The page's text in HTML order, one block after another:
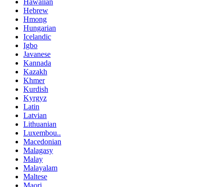
Hawaiian
Hebrew
Hmong
Hungarian
Icelandic
Igbo
Javanese
Kannada
Kazakh
Khmer
Kurdish
Kyrgyz
Latin
Latvian
Lithuanian
Luxembou..
Macedonian
Malagasy
Malay
Malayalam
Maltese
Maori